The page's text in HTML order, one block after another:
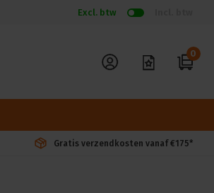
Excl. btw
0
Gratis verzendkosten vanaf €175*